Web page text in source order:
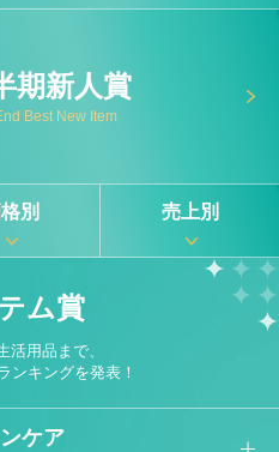
期新人賞
Best New Item
別 売上別
ム賞
活用品まで、
ンキングを発表！
ケア